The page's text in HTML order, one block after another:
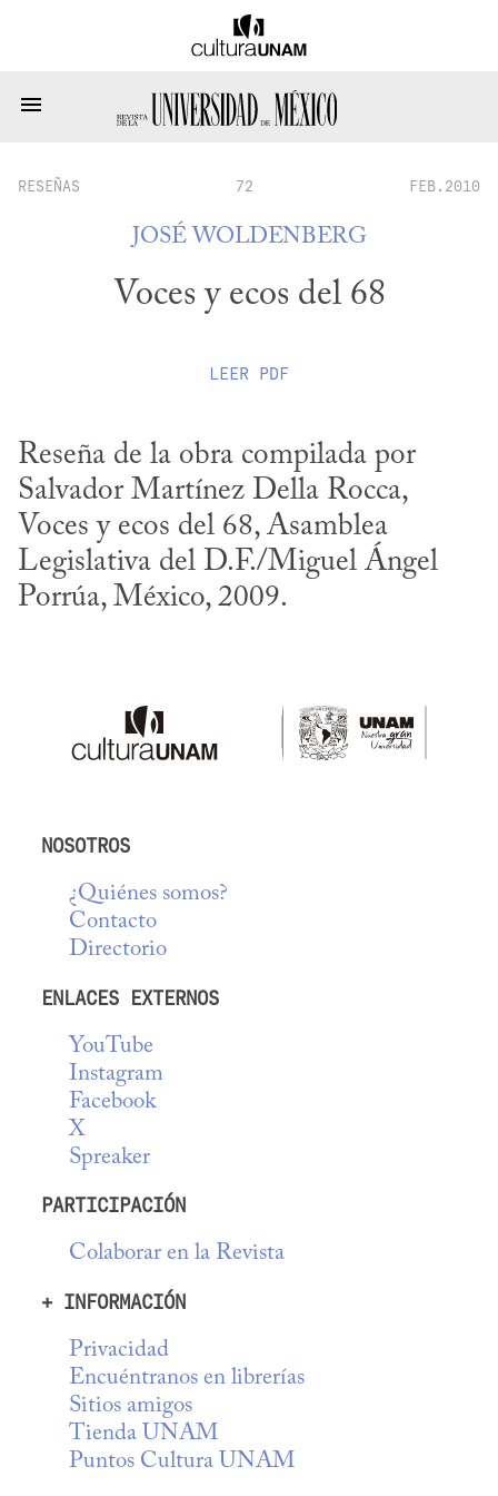
RESEÑAS 72 FEB.2010
JOSÉ WOLDENBERG
Voces y ecos del 68
LEER PDF
Reseña de la obra compilada por
Salvador Martínez Della Rocca,
Voces y ecos del 68, Asamblea
Legislativa del D.F./Miguel Ángel
Porrúa, México, 2009.
NOSOTROS
¿Quiénes somos?
Contacto
Directorio
ENLACES EXTERNOS
YouTube
Instagram
Facebook
X
Spreaker
PARTICIPACIÓN
Colaborar en la Revista
+ INFORMACIÓN
Privacidad
Encuéntranos en librerías
Sitios amigos
Tienda UNAM
Puntos Cultura UNAM